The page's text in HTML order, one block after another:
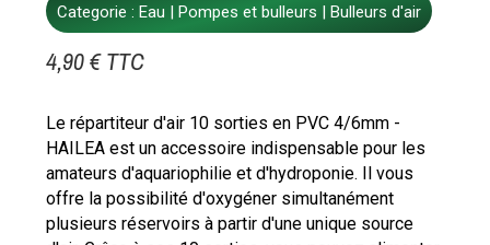
Categorie :Eau Pompes et bulleurs Bulleurs d'air
4,90 € TTC
Le répartiteur d'air 10 sorties en PVC 4/6mm -
HAILEA est un accessoire indispensable pour les
amateurs d'aquariophilie et d'hydroponie. Il vous
offre la possibilité d'oxygéner simultanément
plusieurs réservoirs à partir d'une unique source